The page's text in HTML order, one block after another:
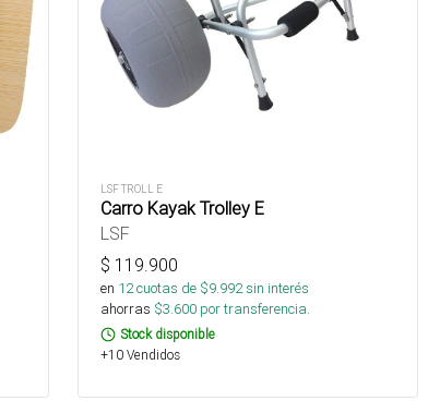
LSF TROLL E
Carro Kayak Trolley E
LSF
$ 119.900
en 12cuotas de $9.992sin interés
ahorras $3.600 por transferencia.
Stock disponible
+10 Vendidos